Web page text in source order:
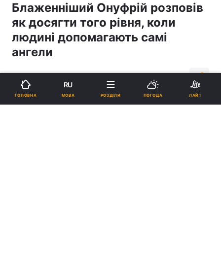
Блаженніший Онуфрій розповів
як досягти того рівня, коли
людині допомагають самі
ангели
Підпишіться на нас в Google
ГОЛОВНА
RU
МОВА РОЗДІЛИ ПОГОДА ЛАЙТ